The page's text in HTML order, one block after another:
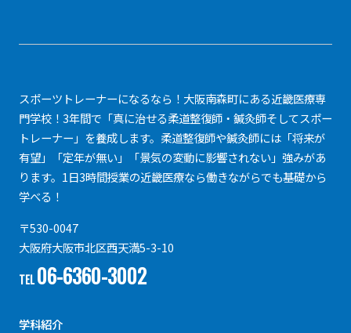
スポーツトレーナーになるなら！大阪南森町にある近畿医療専
門学校！3年間で「真に治せる柔道整復師・鍼灸師そしてスポー
トレーナー」を養成します。柔道整復師や鍼灸師には「将来が
有望」「定年が無い」「景気の変動に影響されない」強みがあ
ります。1日3時間授業の近畿医療なら働きながらでも基礎から
学べる！
〒530-0047
大阪府大阪市北区西天満5-3-10
TEL06-6360-3002
学科紹介